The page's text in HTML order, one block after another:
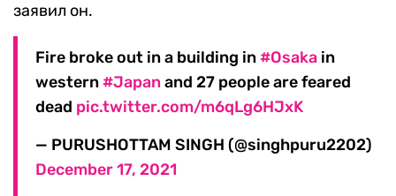
заявил он.
Fire broke out in a building in#Osaka in
western#Japanand 27 people are feared
dead pic.twitter.com/m6qLg6HJxK
— PURUSHOTTAM SINGH (@singhpuru2202)
December 17, 2021